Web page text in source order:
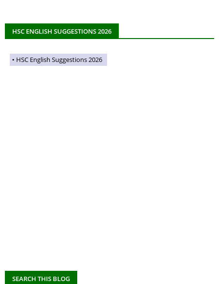
HSC ENGLISH SUGGESTIONS 2026
HSC English Suggestions 2026
SEARCH THIS BLOG